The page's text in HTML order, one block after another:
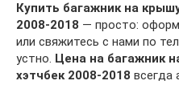
Купить багажник на
2008-2018 — просто:
или свяжитесь с нами по
устно. Цена на багажник
хэтчбек 2008-2018 всегда